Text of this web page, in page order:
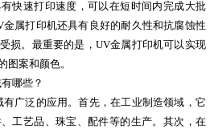
快速打印速度，可以在短时间内完成大批
属打印机还具有良好的耐久性和抗腐蚀性
损。最重要的是，UV金属打印机可以实现
图案和颜色。
哪些？
广泛的应用。首先，在工业制造领域，它
工艺品、珠宝、配件等的生产。其次，在